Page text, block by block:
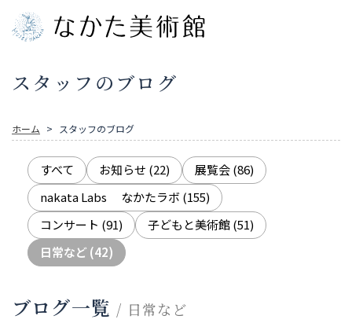
スタッフのブログ
ホーム スタッフのブログ
すべて お知らせ (22) 展覧会(86)
nakata Labs なかたラボ (155)
コンサート (91) 子どもと美術館(51)
日常など (42)
ブログ一覧 / 日常など